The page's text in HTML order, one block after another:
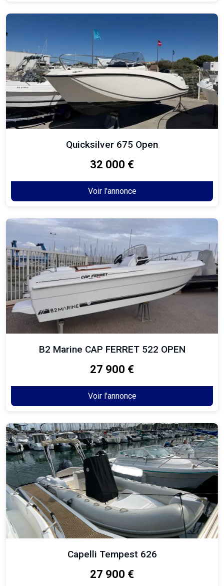
Quicksilver 675 Open
32 000 €
Voir l'annonce
B2 Marine CAP FERRET 522 OPEN
27 900 €
Voir l'annonce
Capelli Tempest 626
27 900 €